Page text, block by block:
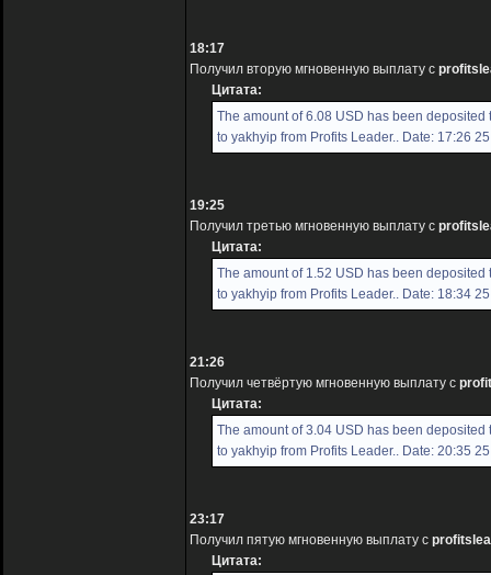
18:17
Получил вторую мгновенную выплату с
Цитата:
The amount of 6.08 USD has been
to yakhyip from Profits Leader.. Date: 17:26
19:25
Получил третью мгновенную выплату с
Цитата:
The amount of 1.52 USD has been
to yakhyip from Profits Leader.. Date: 18:34
21:26
Получил четвёртую мгновенную выплату с
Цитата:
The amount of 3.04 USD has been
to yakhyip from Profits Leader.. Date: 20:35
23:17
Получил пятую мгновенную выплату с
Цитата: